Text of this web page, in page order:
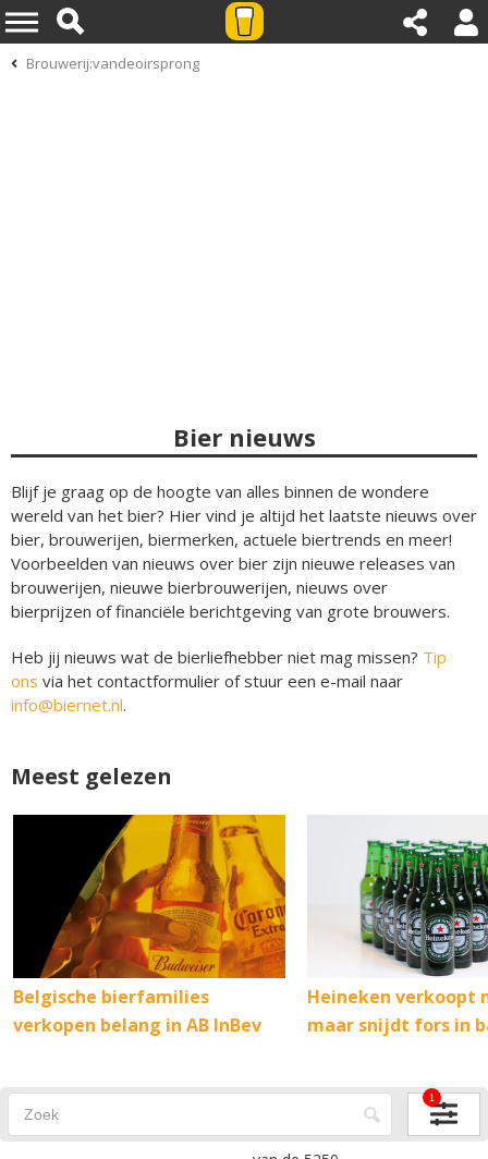
Brouwerij:vandeoirsprong
Bier nieuws
Blijf je graag op de hoogte van alles binnen de wondere
wereld van het bier? Hier vind je altijd het laatste nieuws over
bier, brouwerijen, biermerken, actuele biertrends en meer!
Voorbeelden van nieuws over bier zijn nieuwe releases van
brouwerijen, nieuwe bierbrouwerijen, nieuws over
bierprijzen of financiële berichtgeving van grote brouwers.
Heb jij nieuws wat de bierliefhebber niet mag missen? Tip
ons via het contactformulier of stuur een e-mail naar
info@biernet.nl.
Meest gelezen
Belgische bierfamilies
verkopen belang in AB InBev
Heineken verkoopt
maar snijdt fors in
1